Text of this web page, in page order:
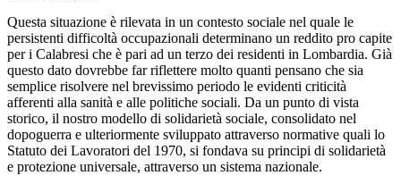
Questa situazione è rilevata in un contesto sociale nel quale le
persistenti difficoltà occupazionali determinano un reddito pro capite
per i Calabresi che è pari ad un terzo dei residenti in Lombardia. Già
questo dato dovrebbe far riflettere molto quanti pensano che sia
semplice risolvere nel brevissimo periodo le evidenti criticità
afferenti alla sanità e alle politiche sociali. Da un punto di vista
storico, il nostro modello di solidarietà sociale, consolidato nel
dopoguerra e ulteriormente sviluppato attraverso normative quali lo
Statuto dei Lavoratori del 1970, si fondava su principi di solidarietà
e protezione universale, attraverso un sistema nazionale.